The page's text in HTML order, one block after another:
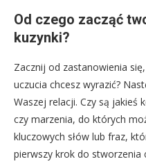
Od czego zacząć
kuzynki?
Zacznij od zastanowienia
uczucia chcesz wyrazić?
Waszej relacji. Czy są jakieś
czy marzenia, do których
kluczowych słów lub fraz,
pierwszy krok do stworzenia